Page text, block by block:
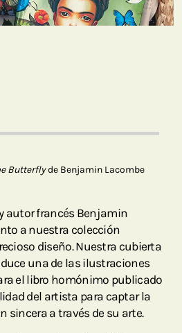
Butterflyde Benjamin Lacombe
autor francés Benjamin
a nuestra colección
diseño. Nuestra cubierta
una de las ilustraciones
el libro homónimo publicado
del artista para captar la
sincera a través de su arte.